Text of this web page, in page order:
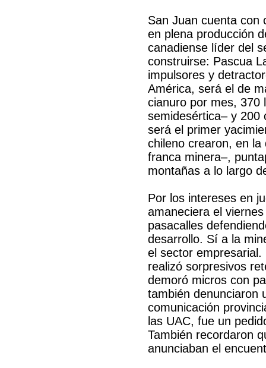
San Juan cuenta con
en plena producción
canadiense líder del
construirse: Pascua
impulsores y
América, será el de
cianuro por mes, 370
semidesértica– y 200
será el primer
chileno crearon, en
franca minera–,
montañas a lo largo
Por los intereses en
amaneciera el
pasacalles
desarrollo. Sí a la
el sector
realizó sorpresivos
demoró micros con
también denunciaron
comunicación
las UAC, fue un
También recordaron
anunciaban el